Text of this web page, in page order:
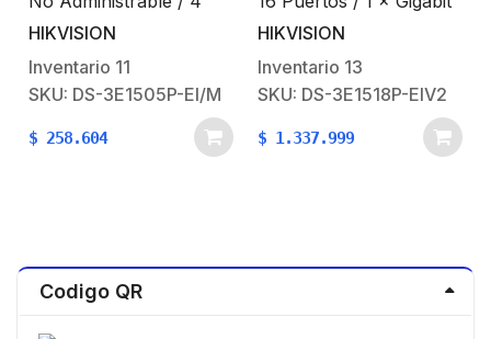
Puertos 10/100/1000
Mbps PoE+ / 1 Puerto
10/100/1000 Mbps
Uplink / 35 W
HIKVISION
Inventario 11
SKU: DS-3E1505P-EI/M
$ 258.604
RJ45 / 1 × Gigabit fibra
óptica
HIKVISION
Inventario 13
SKU: DS-3E1518P-EIV2
$ 1.337.999
Codigo QR